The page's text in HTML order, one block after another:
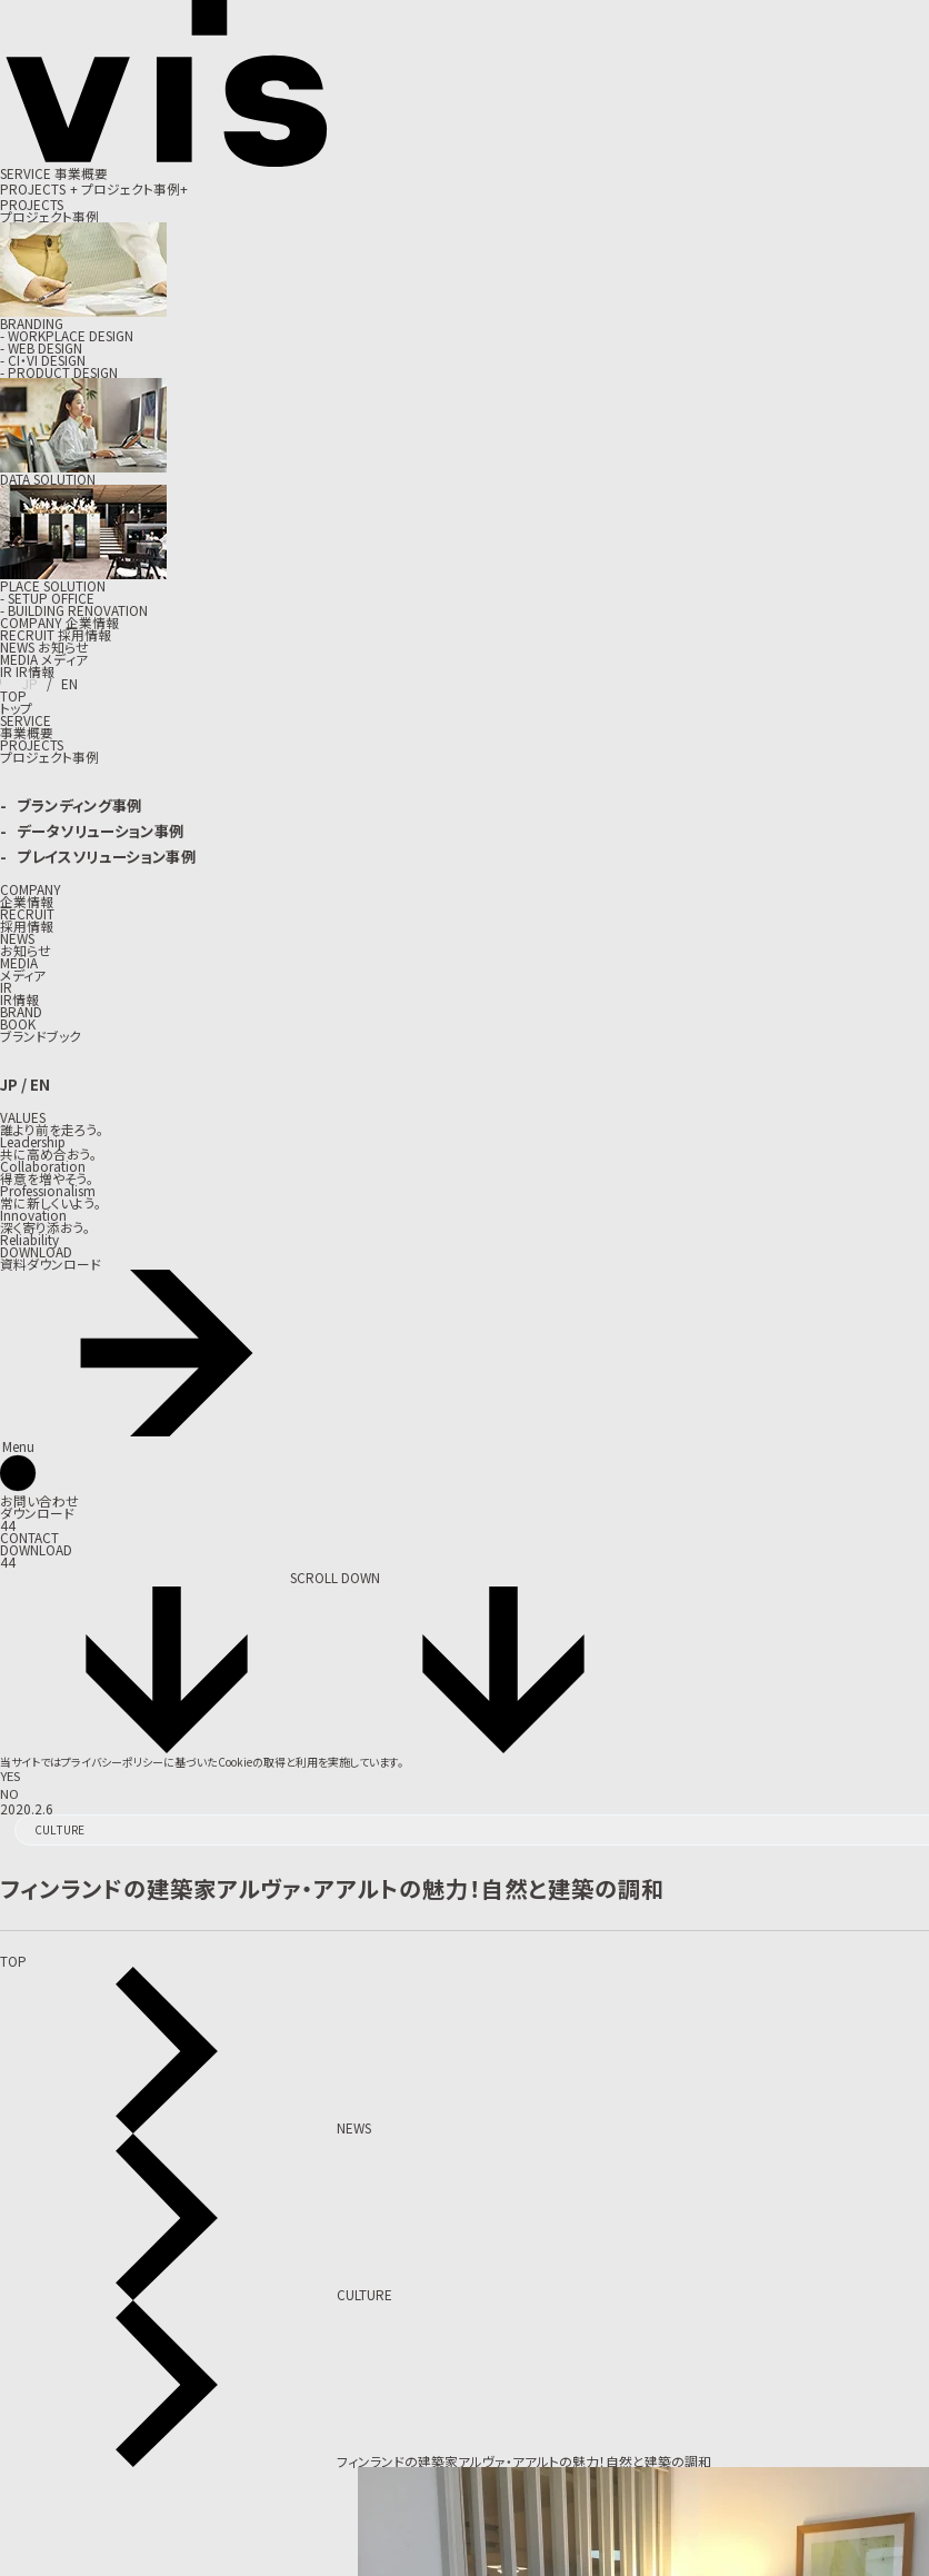
SERVICE 事業概要
PROJECTS +プロジェクト事例+
PROJECTS
プロジェクト事例
BRANDING
- WORKPLACE DESIGN
- WEB DESIGN
- CI・VI DESIGN
- PRODUCT DESIGN
DATA SOLUTION
PLACE SOLUTION
- SETUP OFFICE
- BUILDING RENOVATION
COMPANY企業情報
RECRUIT採用情報
NEWSお知らせ
MEDIAメディア
IRIR情報
JP / EN
TOP
トップ
SERVICE
事業概要
PROJECTS
プロジェクト事例
ブランディング事例
データソリューション事例
プレイスソリューション事例
COMPANY
企業情報
RECRUIT
採用情報
NEWS
お知らせ
MEDIA
メディア
IR
IR情報
BRAND
BOOK
ブランドブック
JP / EN
VALUES
誰より前を走ろう。
Leadership
共に高め合おう。
Collaboration
得意を増やそう。
Professionalism
常に新しくいよう。
Innovation
深く寄り添おう。
Reliability
DOWNLOAD
資料ダウンロード
Menu
お問い合わせ
ダウンロード
44
CONTACT
DOWNLOAD
44
SCROLL DOWN
当サイトではプライバシーポリシーに基づいたCookieの取得と利用を実施しています。
YES
NO
2020.2.6
CULTURE
フィンランドの建築家アルヴァ・アアルトの魅力！自然と建築の調和
TOP
NEWS
CULTURE
フィンランドの建築家アルヴァ・アアルトの魅力！自然と建築の調和